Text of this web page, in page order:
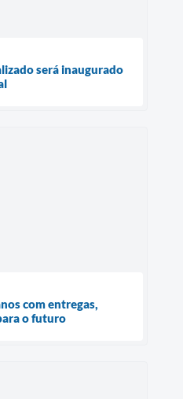
será inaugurado
com entregas,
o futuro